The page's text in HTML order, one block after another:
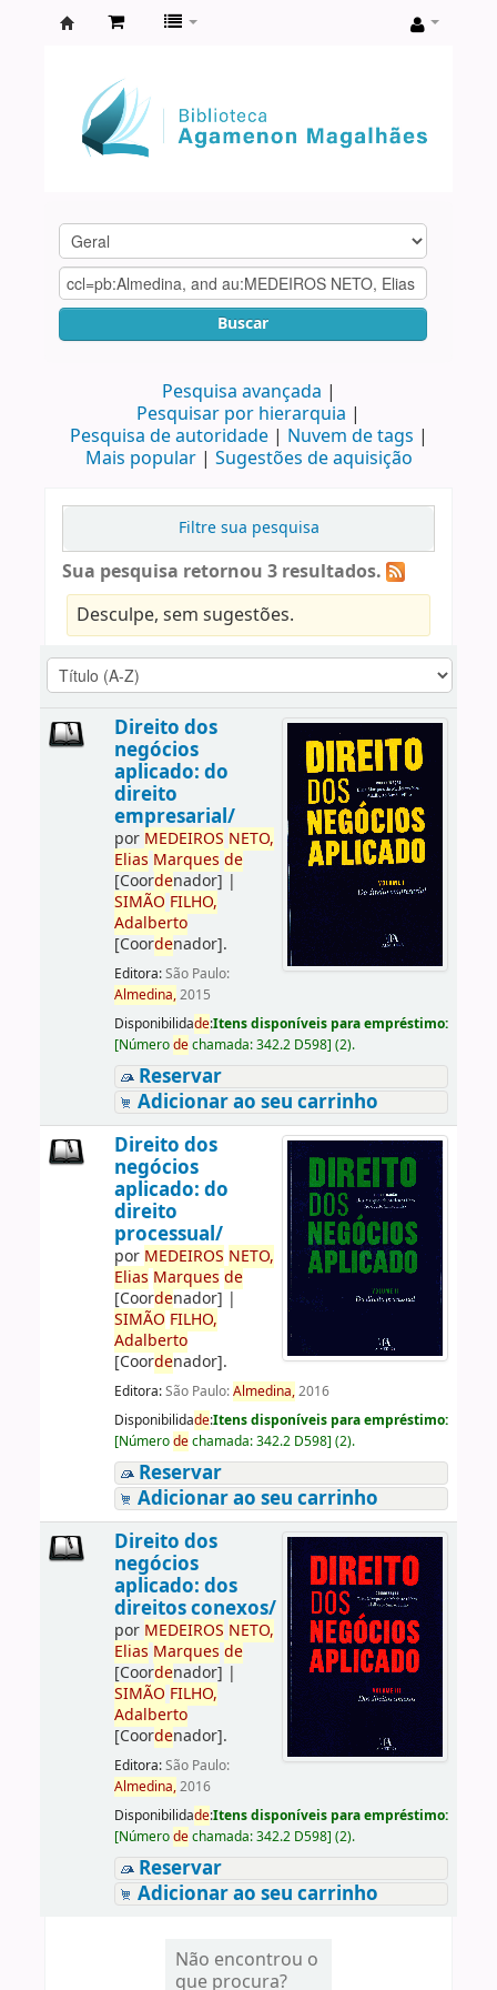
Agamenon
Magalhães
Buscar
Pesquisa avançada
Pesquisar por hierarquia
Pesquisa de autoridade
Nuvem de tags
Mais popular
Sugestões de aquisição
Filtre sua pesquisa
Sua pesquisa retornou 3 resultados.
Desculpe, sem sugestões.
Direito dos
negócios
aplicado: do
direito
empresarial/
por MEDEIROS NETO,
Elias Marques de
[Coordenador] |
SIMÃO FILHO,
Adalberto
[Coordenador].
Editora:São Paulo:
Almedina,2015
Disponibilidade:Itens disponíveis para empréstimo:
[Númerodechamada:342.2 D598] (2).
Reservar
Adicionar ao seu carrinho
Direito dos
negócios
aplicado: do
direito
processual/
por MEDEIROS NETO,
Elias Marques de
[Coordenador] |
SIMÃO FILHO,
Adalberto
[Coordenador].
Editora:São Paulo:Almedina,2016
Disponibilidade:Itens disponíveis para empréstimo:
[Númerodechamada:342.2 D598] (2).
Reservar
Adicionar ao seu carrinho
Direito dos
negócios
aplicado: dos
direitos conexos/
por MEDEIROS NETO,
Elias Marques de
[Coordenador] |
SIMÃO FILHO,
Adalberto
[Coordenador].
Editora:São Paulo:
Almedina,2016
Disponibilidade:Itens disponíveis para empréstimo:
[Númerodechamada:342.2 D598] (2).
Reservar
Adicionar ao seu carrinho
Não encontrou o
que procura?